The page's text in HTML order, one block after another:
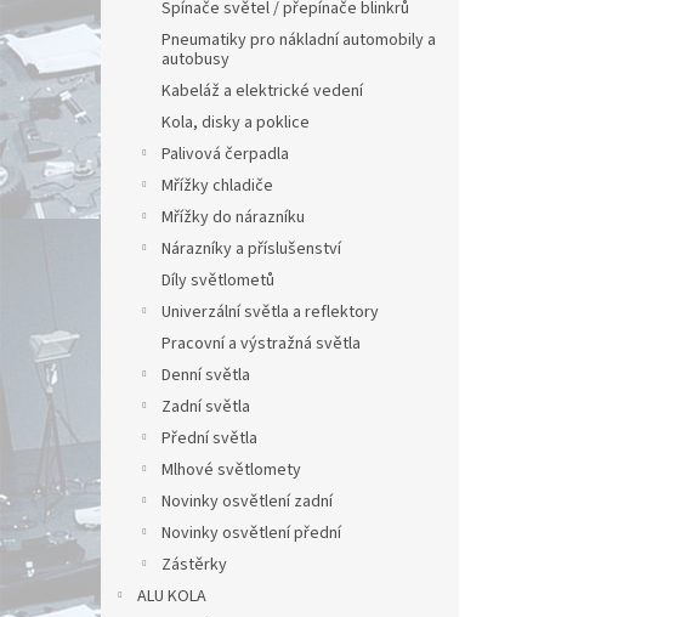
Spínače světel / přepínače blinkrů
Pneumatiky pro nákladní automobily a
autobusy
Kabeláž a elektrické vedení
Kola, disky a poklice
Palivová čerpadla
Mřížky chladiče
Mřížky do nárazníku
Nárazníky a příslušenství
Díly světlometů
Univerzální světla a reflektory
Pracovní a výstražná světla
Denní světla
Zadní světla
Přední světla
Mlhové světlomety
Novinky osvětlení zadní
Novinky osvětlení přední
Zástěrky
ALU KOLA